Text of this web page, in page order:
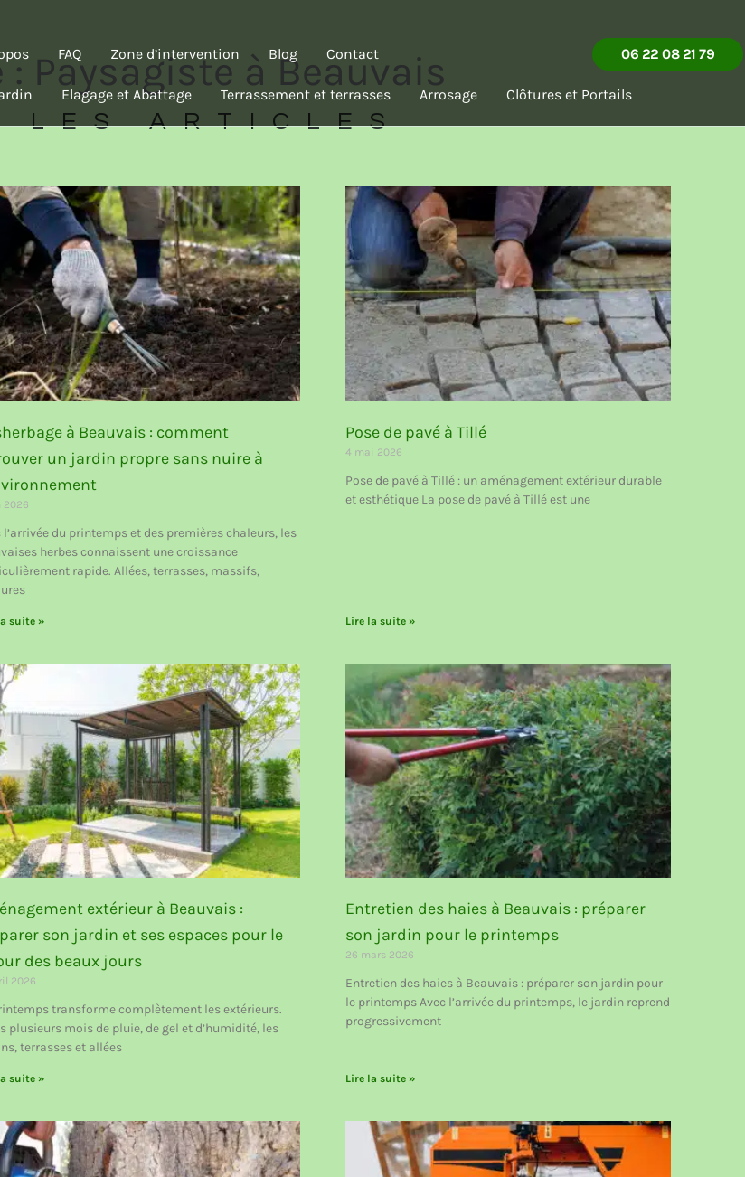
FAQ Zone d’intervention Blog Contact 06 22 08 21 79
Elagage et Abattage Terrassement et terrasses Arrosage Clôtures et Portails
: Paysagiste à Beauvais
LES ARTICLES
à Beauvais : comment
un jardin propre sans nuire à
2026
l’arrivée du printemps et des premières chaleurs, les
herbes connaissent une croissance
rapide. Allées, terrasses, massifs,
suite »
Pose de pavé à Tillé
4 mai 2026
Pose de pavé à Tillé : un aménagement extérieur durable
et esthétique La pose de pavé à Tillé est une
Lire la suite »
extérieur à Beauvais :
son jardin et ses espaces pour le
des beaux jours
2026
transforme complètement les extérieurs.
plusieurs mois de pluie, de gel et d’humidité, les
terrasses et allées
suite »
Entretien des haies à Beauvais : préparer
son jardin pour le printemps
26 mars 2026
Entretien des haies à Beauvais : préparer son jardin pour
le printemps Avec l’arrivée du printemps, le jardin reprend
progressivement
Lire la suite »
PagePagePage